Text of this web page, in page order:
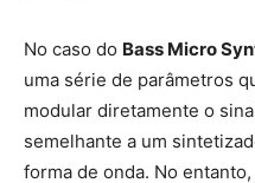
No caso do Bass Micro
uma série de parâmetros
modular diretamente o
semelhante a um
forma de onda. No